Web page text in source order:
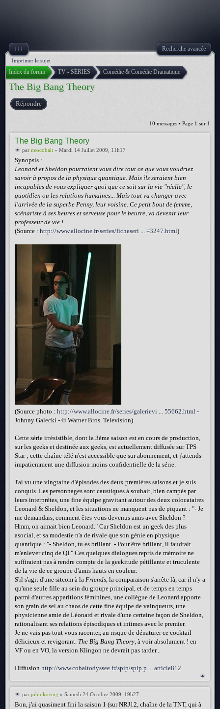
↓↓↓ Recherche avancée
Imprimer le sujet
Index du forum TV - SÉRIES Comédie & Comédie Dramatique
The Big Bang Theory
Répondre
10 messages • Page 1 sur 1
The Big Bang Theory
par neocobalt » Mardi 14 Juillet 2009, 11h17
Synopsis :
Leonard et Sheldon pourraient vous dire tout ce que vous voudriez
savoir à propos de la physique quantique. Mais ils seraient bien
incapables de vous expliquer quoi que ce soit sur la vie "réelle", le
quotidien ou les relations humaines... Mais tout va changer avec
l'arrivée de la superbe Penny, leur voisine. Ce petit bout de femme,
scénariste à ses heures et serveuse pour le beurre, va devenir leur
professeur de vie !
(Source : http://www.allocine.fr/series/ficheseri ... =3247.html)
(Source photo : http://www.allocine.fr/series/galerievi ... 55662.html -
Johnny Galecki - © Warner Bros. Television)
Cette série irrésistible, dont la 3ème saison est en cours de production,
sur les geeks et destinée aux geeks, est actuellement diffusée sur TPS
Star ; cette chaîne télé n'est accessible que sur abonnement, et j'attends
impatiemment une diffusion moins confidentielle de la série.
J'ai vu une vingtaine d'épisodes des deux premières saisons et je suis
conquis. Les personnages sont caustiques à souhait, bien campés par
leurs interprètes, une fine équipe gravitant autour des deux colocataires
Leonard & Sheldon, et les situations ne manquent pas de piquant : "- Je
me demandais, comment êtes-vous devenus amis avec Sheldon ? -
Hmm, on aimait bien Leonard." Car Sheldon est un geek des plus
asocial, et sa modestie n'a de rivale que son génie en physique
quantique : "- Sheldon, tu es brillant. - Pour être brillant, il faudrait
m'enlever cinq de QI." Ces quelques dialogues repris de mémoire ne
suffiraient pas à rendre compte de la geekitude pétillante et truculente
de la vie de ce groupe d'amis hauts en couleur.
S'il s'agit d'une sitcom à la Friends, la comparaison s'arrête là, car il n'y a
qu'une seule fille au sein du groupe principal, et de temps en temps
parmi d'autres apparitions féminines, une collègue de Leonard apporte
son grain de sel au chaos de cette fine équipe de vainqueurs, une
physicienne amie de Léonard et rivale d'une certaine façon de Sheldon,
rationalisant ses relations épisodiques et intimes avec le premier.
Je ne vais pas tout vous raconter, au risque de dénaturer ce cocktail
délicieux et revigorant. The Big Bang Theory, à voir absolument ! en
VF ou en VO, la version Klingon ne devrait pas tarder...
Diffusion http://www.cobaltodyssee.fr/spip/spip.p ... article812
par john.koenig » Samedi 24 Octobre 2009, 19h27
Bon, j'ai quasiment fini la saison 1 (sur NRJ12, chaîne de la TNT, qui à